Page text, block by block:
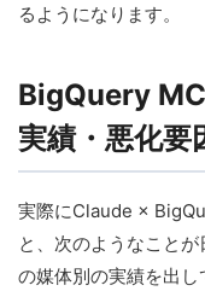
るようになります。
BigQuery
実績・悪化要
実際にClaude ×
と、次のようなこと
の媒体別の実績を出し